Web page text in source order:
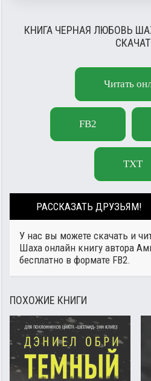
КНИГА ЧЕРНАЯ ЛЮБОВЬ
Читать
FB2
TXT
РАССКАЗАТЬ ДРУЗЬЯМ!
У нас вы можете скачать и
Шаха онлайн книгу автора
бесплатно в формате FB2.
ПОХОЖИЕ КНИГИ